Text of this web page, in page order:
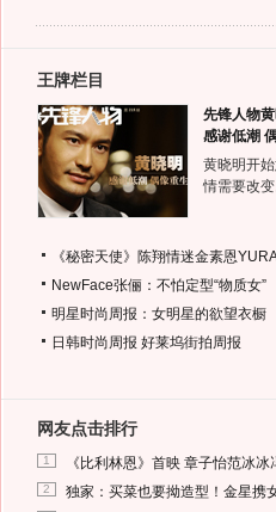
王牌栏目
先锋人物黄
感谢低潮
黄晓明开
情需要改
《秘密天使》陈翔情迷金素恩
NewFace张俪：不怕定型“物质女”
明星时尚周报：女明星的欲望衣橱
日韩时尚周报 好莱坞街拍周报
网友点击排行
1 《比利林恩》首映 章子怡范冰
2 独家：买菜也要拗造型！金星携